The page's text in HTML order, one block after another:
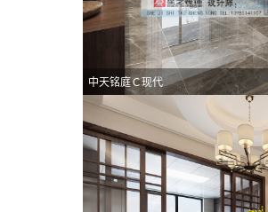
中天铭庭Ｃ现代